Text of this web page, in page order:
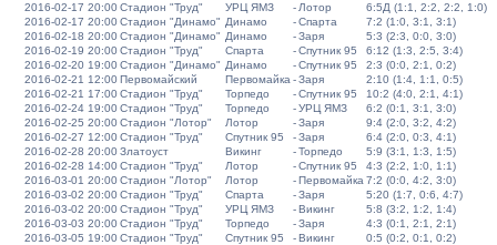
2016-02-17 20:00Стадион "Труд" УРЦ ЯМЗ - Лотор
6:5Д (1:1, 2:2, 2:2, 1:0)
2016-02-17 20:00Стадион "Динамо" Динамо -Спарта
7:2 (1:0, 3:1, 3:1)
2016-02-18 20:00Стадион "Динамо" Динамо -Заря
5:3 (2:3, 0:0, 3:0)
2016-02-19 20:00Стадион "Труд" Спарта -Спутник 95
6:12 (1:3, 2:5, 3:4)
2016-02-20 19:00Стадион "Динамо" Динамо -Спутник 95
2:3 (0:0, 2:1, 0:2)
2016-02-21 12:00Первомайский Первомайка -Заря
2:10 (1:4, 1:1, 0:5)
2016-02-21 17:00Стадион "Труд" Торпедо -Спутник 95
10:2 (4:0, 2:1, 4:1)
2016-02-24 19:00Стадион "Труд" Торпедо -УРЦ ЯМЗ
6:2 (0:1, 3:1, 3:0)
2016-02-25 20:00Стадион "Лотор" Лотор -Заря
9:4 (2:0, 3:2, 4:2)
2016-02-27 12:00Стадион "Труд" Спутник 95 -Заря
6:4 (2:0, 0:3, 4:1)
2016-02-28 20:00Златоуст Викинг -Торпедо
5:9 (3:1, 1:3, 1:5)
2016-02-28 14:00Стадион "Труд" Лотор -Спутник 95
4:3 (2:2, 1:0, 1:1)
2016-03-01 20:00Стадион "Лотор" Лотор -Первомайка 7:2 (0:0, 4:2, 3:0)
2016-03-02 20:00Стадион "Труд" Спарта -Заря
5:20 (1:7, 0:6, 4:7)
2016-03-02 20:00Стадион "Труд" УРЦ ЯМЗ -Викинг
5:8 (3:2, 1:2, 1:4)
2016-03-03 20:00Стадион "Труд" Торпедо -Заря
4:3 (0:1, 2:1, 2:1)
2016-03-05 19:00Стадион "Труд" Спутник 95 -Викинг
0:5 (0:2, 0:1, 0:2)